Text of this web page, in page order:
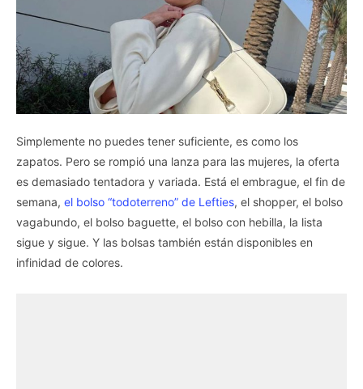
Simplemente no puedes tener suficiente, es como los
zapatos. Pero se rompió una lanza para las mujeres, la oferta
es demasiado tentadora y variada. Está el embrague, el fin de
semana, el bolso “todoterreno” de Lefties, el shopper, el bolso
vagabundo, el bolso baguette, el bolso con hebilla, la lista
sigue y sigue. Y las bolsas también están disponibles en
infinidad de colores.